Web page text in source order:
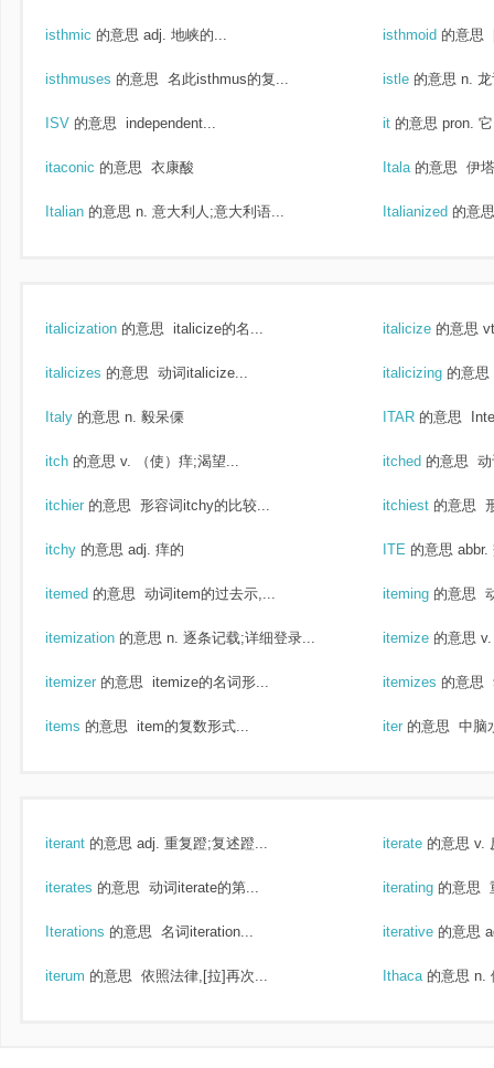
isthmic 的意思 adj. 地峡的... isthmoid 的意思
isthmuses 的意思 名此isthmus的复... istle 的意思 n.
ISV 的意思 independent... it 的意思 pron. 它
itaconic 的意思 衣康酸 Itala 的意思 伊
Italian 的意思 n. 意大利人;意大利语... Italianized 的意思
italicization 的意思 italicize的名... italicize 的意思
italicizes 的意思 动词italicize... italicizing 的意思
Italy 的意思 n. 毅呆傈 ITAR 的意思
itch 的意思 v. （使）痒;渴望... itched 的意思
itchier 的意思 形容词itchy的比较... itchiest 的意思
itchy 的意思 adj. 痒的 ITE 的意思 abbr.
itemed 的意思 动词item的过去示,... iteming 的意思
itemization 的意思 n. 逐条记载;详细登录... itemize 的意思
itemizer 的意思 itemize的名词形... itemizes 的意思
items 的意思 item的复数形式... iter 的意思 中脑
iterant 的意思 adj. 重复蹬;复述蹬... iterate 的意思 v.
iterates 的意思 动词iterate的第... iterating 的意思
Iterations 的意思 名词iteration... iterative 的意思
iterum 的意思 依照法律,[拉]再次... Ithaca 的意思 n.